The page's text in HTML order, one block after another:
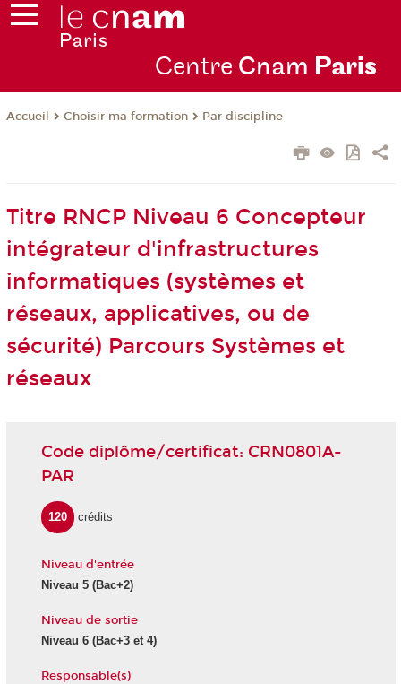
Centre Cnam Paris
Accueil Choisir ma formation Par discipline
Titre RNCP Niveau 6 Concepteur
intégrateur d'infrastructures
informatiques (systèmes et
réseaux, applicatives, ou de
sécurité) Parcours Systèmes et
réseaux
Code diplôme/certificat: CRN0801A-
PAR
120 crédits
Niveau d'entrée
Niveau 5(Bac+2)
Niveau de sortie
Niveau 6(Bac+3 et 4)
Responsable(s)